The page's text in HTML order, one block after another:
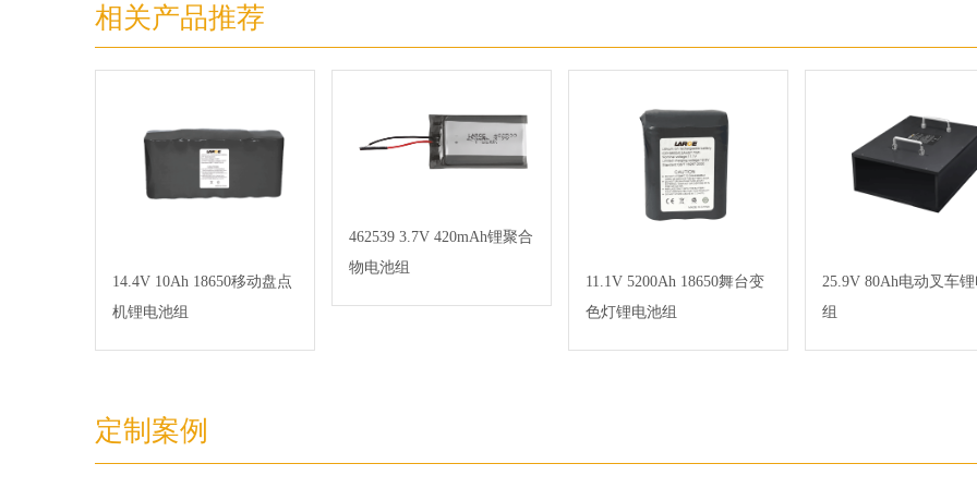
相关产品推荐
14.4V 10Ah 18650移动盘点
机锂电池组
462539 3.7V 420mAh锂聚合
物电池组
11.1V 5200Ah 18650舞台变
色灯锂电池组
25.9V 80Ah电动叉车
组
定制案例